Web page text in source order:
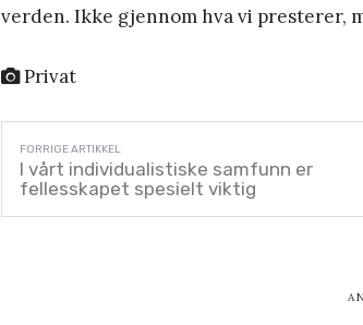
verden. Ikke gjennom hva vi presterer,
Privat
I vårt individualistiske samfunn er
fellesskapet spesielt viktig